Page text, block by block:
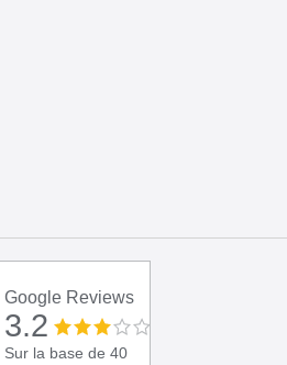
Google Reviews
3.2
Sur la base de 40